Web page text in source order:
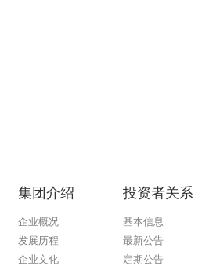
集团介绍
企业概况
发展历程
企业文化
投资者关系
基本信息
最新公告
定期公告